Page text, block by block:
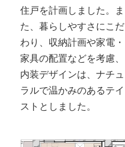
住戸を計画しました。ま
た、暮らしやすさにこだ
わり、収納計画や家電・
家具の配置などを考慮、
内装デザインは、ナチュ
ラルで温かみのあるテイ
ストとしました。